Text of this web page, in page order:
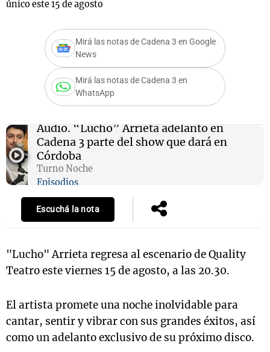
único este 15 de agosto
Mirá las notas de Cadena 3 en Google
News
Mirá las notas de Cadena 3 en
WhatsApp
Audio. “Lucho” Arrieta adelantó en
Cadena 3 parte del show que dará en
Córdoba
Turno Noche
Episodios
Escuchá la nota
"Lucho" Arrieta regresa al escenario de Quality
Teatro este viernes 15 de agosto, a las 20.30.
El artista promete una noche inolvidable para
cantar, sentir y vibrar con sus grandes éxitos, así
como un adelanto exclusivo de su próximo disco.
Notas
Mundial 2026
Notas